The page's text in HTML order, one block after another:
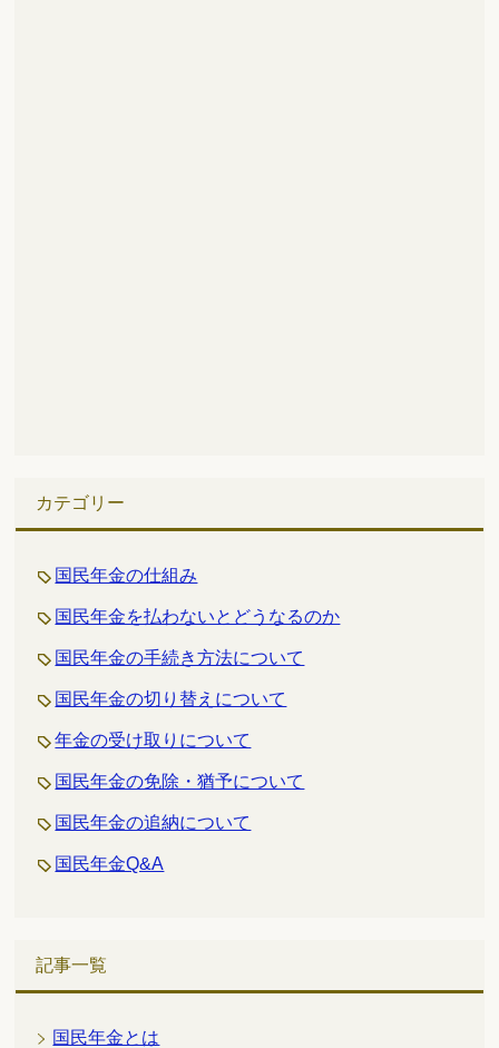
カテゴリー
国民年金の仕組み
国民年金を払わないとどうなるのか
国民年金の手続き方法について
国民年金の切り替えについて
年金の受け取りについて
国民年金の免除・猶予について
国民年金の追納について
国民年金Q&A
記事一覧
国民年金とは